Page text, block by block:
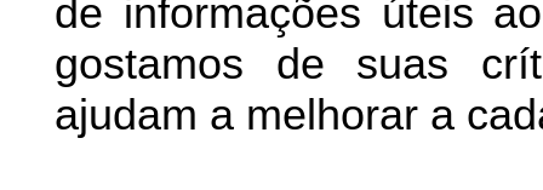
de informações úteis
gostamos de suas
ajudam a melhorar a